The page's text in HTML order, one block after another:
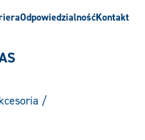
OdpowiedzialnośćKontakt
/